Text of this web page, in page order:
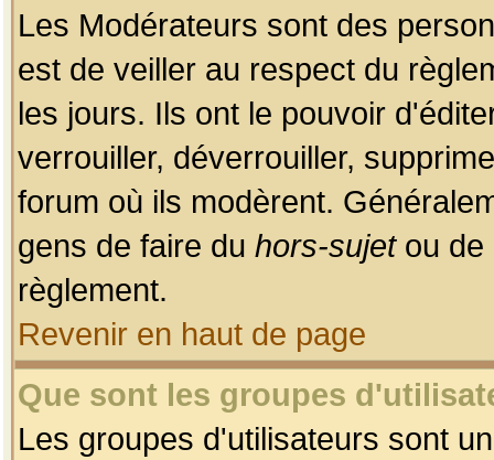
Les Modérateurs sont des
est de veiller au respect du
les jours. Ils ont le pouvoir
verrouiller, déverrouiller,
forum où ils modèrent.
gens de faire du hors-sujetou de
règlement.
Revenir en haut de page
Que sont les groupes
Les groupes d'utilisateurs sont